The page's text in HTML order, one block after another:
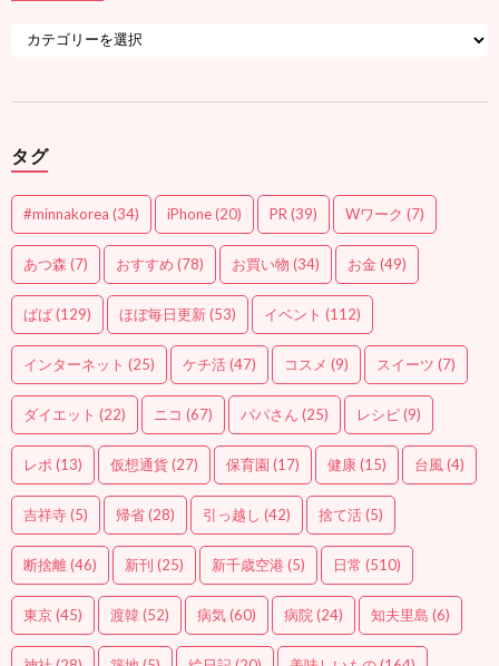
タグ
#minnakorea (34) iPhone(20) PR(39) Wワーク (7)
あつ森 (7) おすすめ (78) お買い物 (34) お金 (49)
ばば(129) ほぼ毎日更新(53) イベント (112)
インターネット (25) ケチ活(47) コスメ (9) スイーツ (7)
ダイエット (22) ニコ (67) パパさん (25) レシピ(9)
レポ (13) 仮想通貨(27) 保育園 (17) 健康(15) 台風(4)
吉祥寺(5) 帰省(28) 引っ越し (42) 捨て活(5)
断捨離(46) 新刊 (25) 新千歳空港(5) 日常 (510)
東京(45) 渡韓(52) 病気(60) 病院(24) 知夫里島 (6)